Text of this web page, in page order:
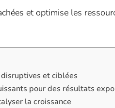
et optimise les
et ciblées
pour des résultats
la croissance